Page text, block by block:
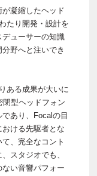
凝縮したヘッド
たり開発・設計を
ューサーの知識
野へと注いでき
ある成果が大いに
閉型ヘッドフォン
あり、Focalの目
ける先駆者とな
、完全なコント
スタジオでも、
い音響パフォー